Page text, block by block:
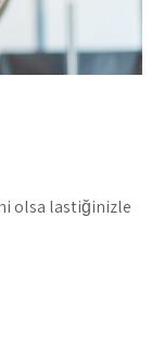
olsa lastiğinizle